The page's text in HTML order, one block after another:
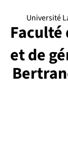
Université
Faculté
et de